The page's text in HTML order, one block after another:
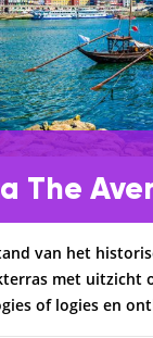
The
van het
met uitzicht
of logies en